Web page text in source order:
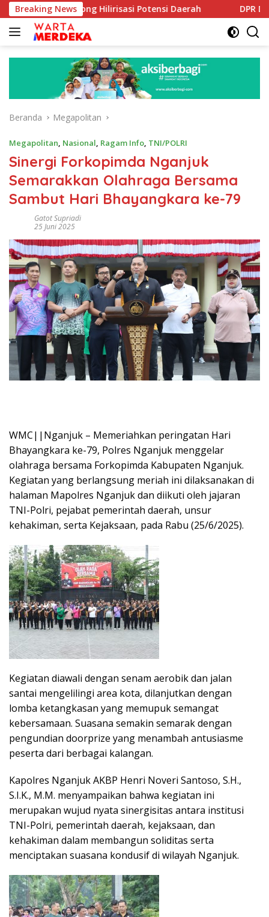
Langsung
ke
konten
Breaking News
Hilirisasi Potensi Daerah DPR Dorong
Beranda Megapolitan
Megapolitan, Nasional, Ragam Info, TNI/POLRI
Sinergi Forkopimda Nganjuk
Semarakkan Olahraga Bersama
Sambut Hari Bhayangkara ke-79
Gatot Supriadi
25 Juni 2025
WMC||Nganjuk – Memeriahkan peringatan Hari
Bhayangkara ke-79, Polres Nganjuk menggelar
olahraga bersama Forkopimda Kabupaten Nganjuk.
Kegiatan yang berlangsung meriah ini dilaksanakan di
halaman Mapolres Nganjuk dan diikuti oleh jajaran
TNI-Polri, pejabat pemerintah daerah, unsur
kehakiman, serta Kejaksaan, pada Rabu (25/6/2025).
Kegiatan diawali dengan senam aerobik dan jalan
santai mengelilingi area kota, dilanjutkan dengan
lomba ketangkasan yang memupuk semangat
kebersamaan. Suasana semakin semarak dengan
pengundian doorprize yang menambah antusiasme
peserta dari berbagai kalangan.
Kapolres Nganjuk AKBP Henri Noveri Santoso, S.H.,
S.I.K., M.M. menyampaikan bahwa kegiatan ini
merupakan wujud nyata sinergisitas antara institusi
TNI-Polri, pemerintah daerah, kejaksaan, dan
kehakiman dalam membangun soliditas serta
menciptakan suasana kondusif di wilayah Nganjuk.